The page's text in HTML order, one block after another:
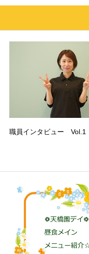
職員インタビュー Vol.1